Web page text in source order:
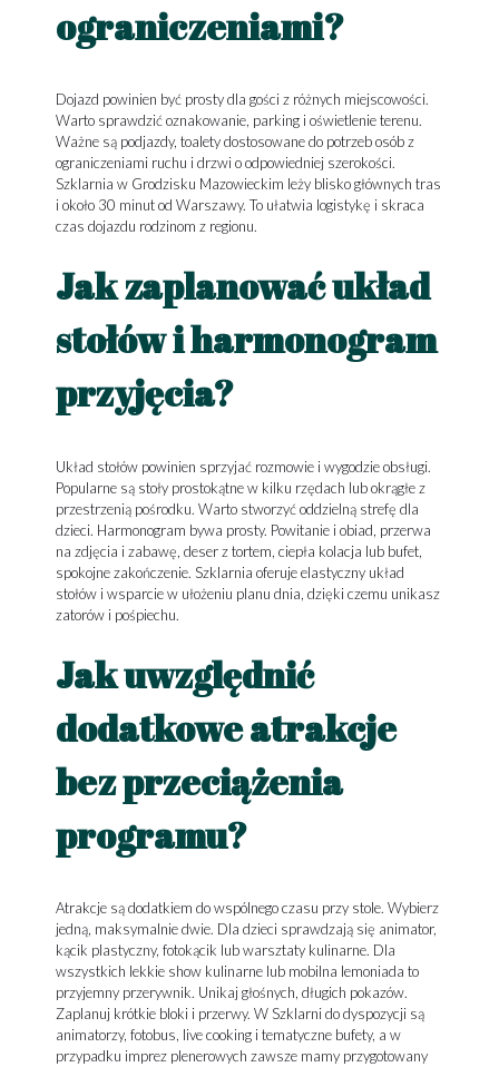
ograniczeniami?
Dojazd powinien być prosty dla gości z różnych miejscowości.
Warto sprawdzić oznakowanie, parking i oświetlenie terenu.
Ważne są podjazdy, toalety dostosowane do potrzeb osób z
ograniczeniami ruchu i drzwi o odpowiedniej szerokości.
Szklarnia w Grodzisku Mazowieckim leży blisko głównych tras
i około 30 minut od Warszawy. To ułatwia logistykę i skraca
czas dojazdu rodzinom z regionu.
Jak zaplanować układ
stołów i harmonogram
przyjęcia?
Układ stołów powinien sprzyjać rozmowie i wygodzie obsługi.
Popularne są stoły prostokątne w kilku rzędach lub okrągłe z
przestrzenią pośrodku. Warto stworzyć oddzielną strefę dla
dzieci. Harmonogram bywa prosty. Powitanie i obiad, przerwa
na zdjęcia i zabawę, deser z tortem, ciepła kolacja lub bufet,
spokojne zakończenie. Szklarnia oferuje elastyczny układ
stołów i wsparcie w ułożeniu planu dnia, dzięki czemu unikasz
zatorów i pośpiechu.
Jak uwzględnić
dodatkowe atrakcje
bez przeciążenia
programu?
Atrakcje są dodatkiem do wspólnego czasu przy stole. Wybierz
jedną, maksymalnie dwie. Dla dzieci sprawdzają się animator,
kącik plastyczny, fotokącik lub warsztaty kulinarne. Dla
wszystkich lekkie show kulinarne lub mobilna lemoniada to
przyjemny przerywnik. Unikaj głośnych, długich pokazów.
Zaplanuj krótkie bloki i przerwy. W Szklarni do dyspozycji są
animatorzy, fotobus, live cooking i tematyczne bufety, a w
przypadku imprez plenerowych zawsze mamy przygotowany